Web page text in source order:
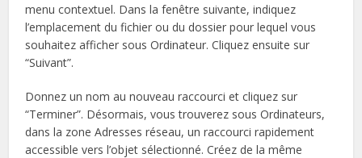
menu contextuel. Dans la fenêtre suivante, indiquez
l’emplacement du fichier ou du dossier pour lequel vous
souhaitez afficher sous Ordinateur. Cliquez ensuite sur
“Suivant”.
Donnez un nom au nouveau raccourci et cliquez sur
“Terminer”. Désormais, vous trouverez sous Ordinateurs,
dans la zone Adresses réseau, un raccourci rapidement
accessible vers l’objet sélectionné. Créez de la même